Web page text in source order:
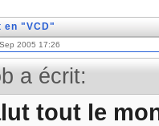
en "VCD"
2005 17:26
a écrit:
tout le